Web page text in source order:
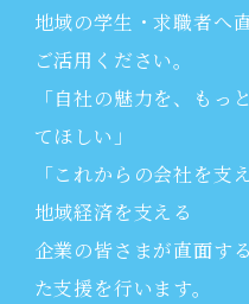
地域の学生・求職者へ
ご活用ください。
「自社の魅力を、もっ
てほしい」
「これからの会社を支
地域経済を支える
企業の皆さまが直面す
た支援を行います。